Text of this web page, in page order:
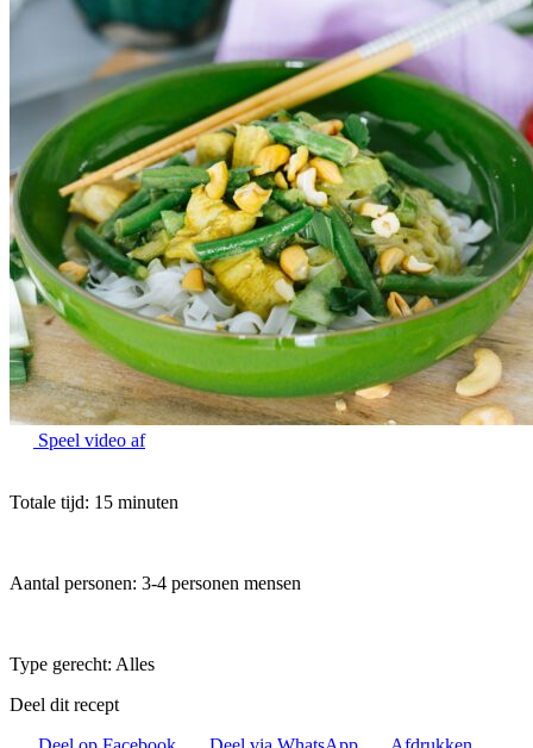
Speel video af
Totale tijd: 15 minuten
Aantal personen: 3-4 personen mensen
Type gerecht: Alles
Deel dit recept